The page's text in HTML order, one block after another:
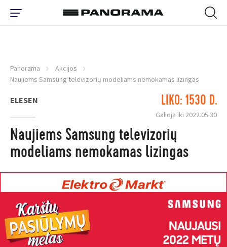
Panorama
Akcijos
Naujiems Samsung televizorių modeliams nemokamas lizingas
ELESEN LIKO: 1530 D.
Galioja iki 2022.05.30
Naujiems Samsung televizorių
modeliams nemokamas lizingas